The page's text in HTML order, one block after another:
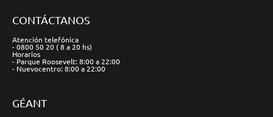
CONTÁCTANOS
Atención telefónica
- 0800 50 20 ( 8 a 20 hs)
Horarios
- Parque Roosevelt: 8:00 a 22:00
- Nuevocentro: 8:00 a 22:00
GÉANT